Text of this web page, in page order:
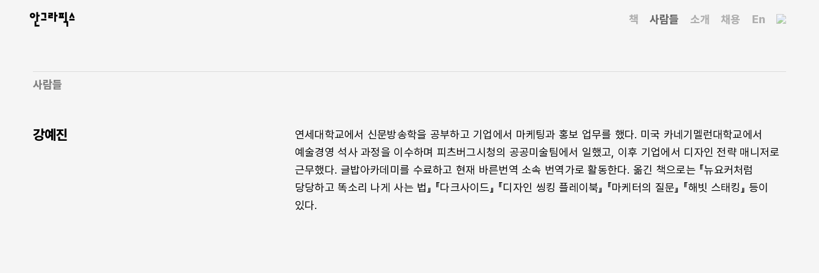
안그라픽스 책 사람들 소개 채용 En
사람들
강예진
연세대학교에서 신문방송학을 공부하고 기업에서 마케팅과 홍보 업무를 했다. 미국 카네기멜런대학교에서
예술경영 석사 과정을 이수하며 피츠버그시청의 공공미술팀에서 일했고, 이후 기업에서 디자인 전략 매니저로
근무했다. 글밥아카데미를 수료하고 현재 바른번역 소속 번역가로 활동한다. 옮긴 책으로는 『뉴요커처럼
당당하고 똑소리 나게 사는 법』 『다크사이드』 『디자인 씽킹 플레이북』 『마케터의 질문』 『해빗 스태킹』 등이
있다.